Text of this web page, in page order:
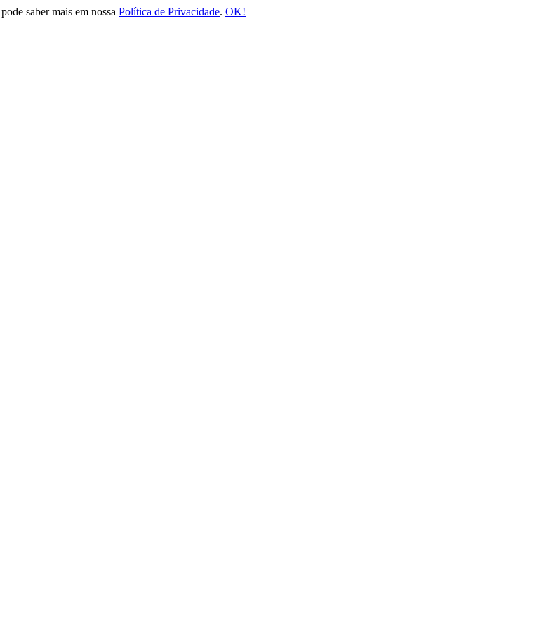
saber mais em nossa Política de Privacidade. OK!